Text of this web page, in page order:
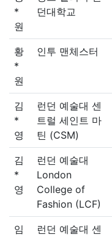
*
원
던대학교
황
*
원
인투 맨체스터
김
*
영
런던 예술대 센
트럴 세인트 마
틴 (CSM)
김
*
영
런던 예술대
London
College of
Fashion (LCF)
임
런던 예술대 센